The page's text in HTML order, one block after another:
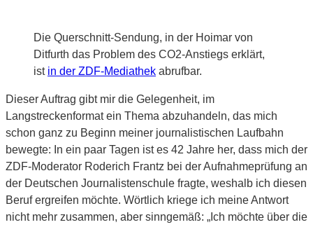
Die Querschnitt-Sendung, in der Hoimar von
Ditfurth das Problem des CO2-Anstiegs erklärt,
ist in der ZDF-Mediathek abrufbar.
Dieser Auftrag gibt mir die Gelegenheit, im
Langstreckenformat ein Thema abzuhandeln, das mich
schon ganz zu Beginn meiner journalistischen Laufbahn
bewegte: In ein paar Tagen ist es 42 Jahre her, dass mich der
ZDF-Moderator Roderich Frantz bei der Aufnahmeprüfung an
der Deutschen Journalistenschule fragte, weshalb ich diesen
Beruf ergreifen möchte. Wörtlich kriege ich meine Antwort
nicht mehr zusammen, aber sinngemäß: „Ich möchte über die